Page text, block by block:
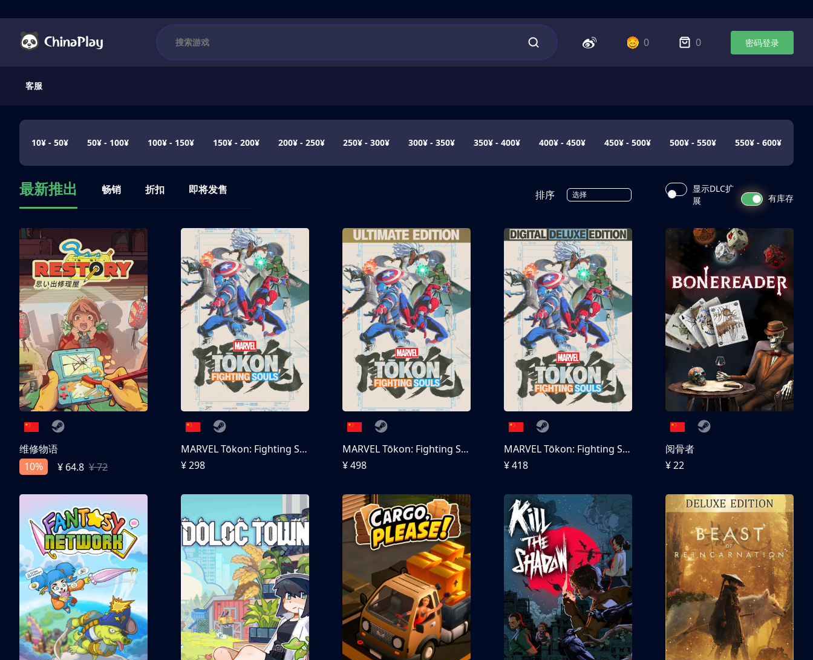
0 0 密码登录
客服
10¥ - 50¥ 50¥ - 100¥ 100¥ - 150¥ 150¥ - 200¥ 200¥ - 250¥ 250¥ - 300¥ 300¥ - 350¥ 350¥ - 400¥ 400¥ - 450¥ 450¥ - 500¥ 500¥ - 550¥ 550¥ - 600¥
最新推出 畅销 折扣 即将发售 排序 选择
显示DLC扩
展
有库存
维修物语
10%
¥ 64.8 ¥ 72
MARVEL Tōkon: Fighting Souls
¥ 298
MARVEL Tōkon: Fighting Souls 终极版
¥ 498
MARVEL Tōkon: Fighting Souls 数字豪华版
¥ 418
阅骨者
¥ 22